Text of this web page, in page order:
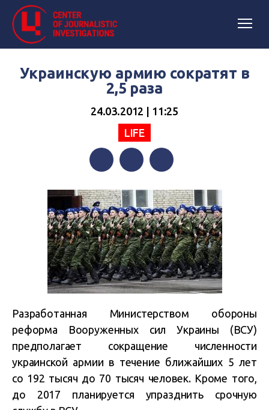
Украинскую армию сократят в
2,5 раза
24.03.2012 | 11:25
LIFE
Разработанная Министерством обороны
реформа Вооруженных сил Украины (ВСУ)
предполагает сокращение численности
украинской армии в течение ближайших 5 лет
со 192 тысяч до 70 тысяч человек. Кроме того,
до 2017 планируется упразднить срочную